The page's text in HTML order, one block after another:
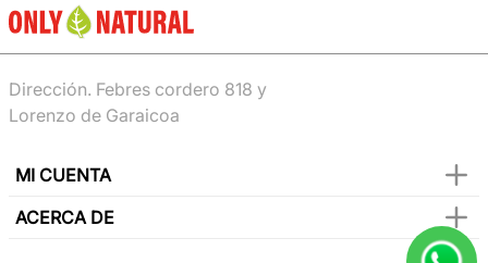
Dirección. Febres cordero 818 y
Lorenzo de Garaicoa
MI CUENTA
ACERCA DE